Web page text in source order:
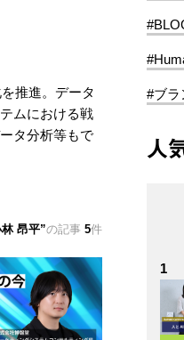
推進。データ
ムにおける戦
タ分析等もで
昂平 の記事 5件
#ブラ
人
1